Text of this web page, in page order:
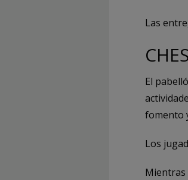
Las
El
fomento
Los
Mientras